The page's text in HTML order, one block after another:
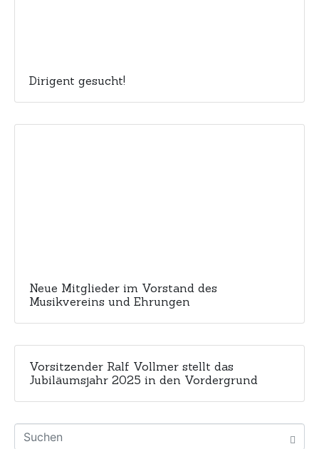
Dirigent gesucht!
Neue Mitglieder im Vorstand des
Musikvereins und Ehrungen
Vorsitzender Ralf Vollmer stellt das
Jubiläumsjahr 2025 in den Vordergrund